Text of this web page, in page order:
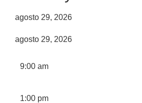
agosto 29, 2026
agosto 29, 2026
9:00 am
1:00 pm